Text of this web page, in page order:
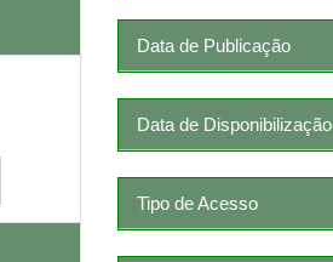
Data de Publicação
Data de Disponibilização
Tipo de Acesso